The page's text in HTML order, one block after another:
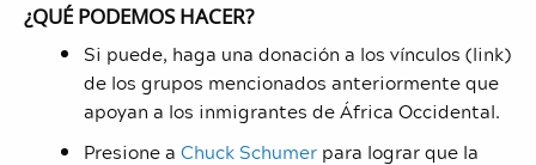
¿QUÉ PODEMOS HACER?
Si puede, haga una donación a los vínculos (link)
de los grupos mencionados anteriormente que
apoyan a los inmigrantes de África Occidental.
Presione a Chuck Schumer para lograr que la